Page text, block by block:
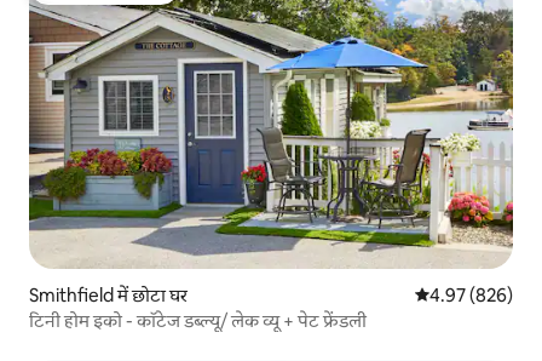
Smithfield में छोटा घर औसत रेटिंग 5 में से
4.97 (826)
टिनी होम इको - कॉटेज डब्ल्यू/ लेक व्यू + पेट फ्रेंडली